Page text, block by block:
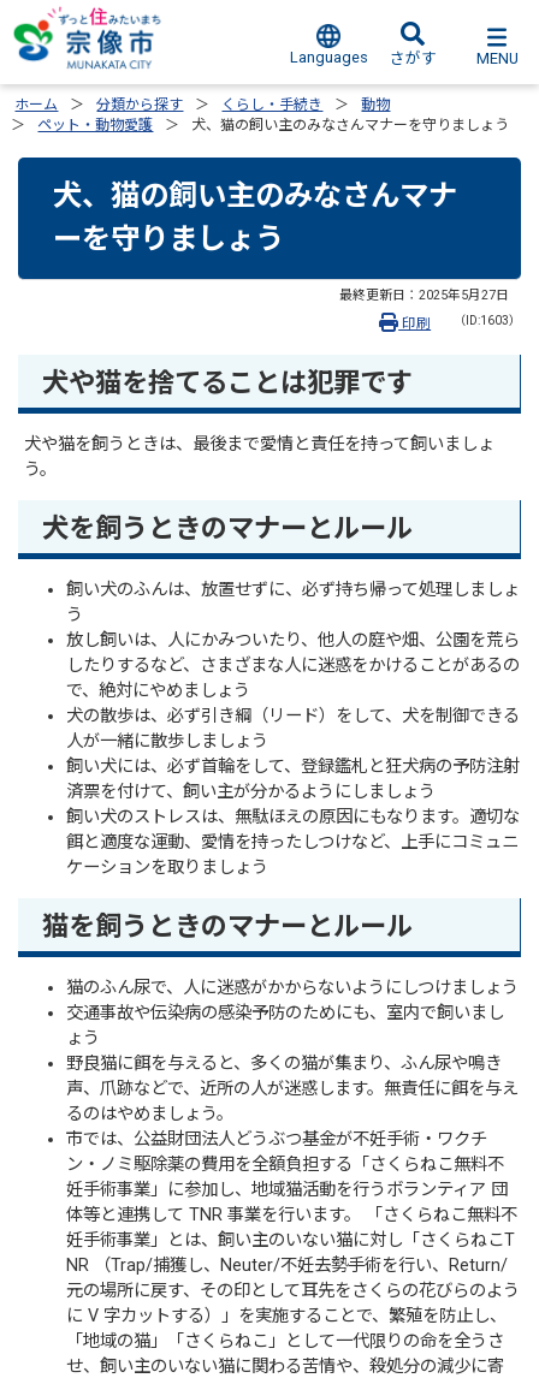
Languages さがす MENU
ホーム 分類から探す くらし・手続き
動物
ペット・動物愛護
犬、猫の飼い主のみなさんマナーを守りましょう
犬、猫の飼い主のみなさんマナ
ーを守りましょう
最終更新日： 2025年5月27日
（ID:1603）
印刷
犬や猫を捨てることは犯罪です
犬や猫を飼うときは、最後まで愛情と責任を持って飼いましょ
う。
犬を飼うときのマナーとルール
飼い犬のふんは、放置せずに、必ず持ち帰って処理しましょ
う
放し飼いは、人にかみついたり、他人の庭や畑、公園を荒ら
したりするなど、さまざまな人に迷惑をかけることがあるの
で、絶対にやめましょう
犬の散歩は、必ず引き綱（リード）をして、犬を制御できる
人が一緒に散歩しましょう
飼い犬には、必ず首輪をして、登録鑑札と狂犬病の予防注射
済票を付けて、飼い主が分かるようにしましょう
飼い犬のストレスは、無駄ほえの原因にもなります。適切な
餌と適度な運動、愛情を持ったしつけなど、上手にコミュニ
ケーションを取りましょう
猫を飼うときのマナーとルール
猫のふん尿で、人に迷惑がかからないようにしつけましょう
交通事故や伝染病の感染予防のためにも、室内で飼いまし
ょう
野良猫に餌を与えると、多くの猫が集まり、ふん尿や鳴き
声、爪跡などで、近所の人が迷惑します。無責任に餌を与え
るのはやめましょう。
市では、公益財団法人どうぶつ基金が不妊手術・ワクチ
ン・ノミ駆除薬の費用を全額負担する「さくらねこ無料不
妊手術事業」に参加し、地域猫活動を行うボランティア 団
体等と連携して TNR 事業を行います。 「さくらねこ無料不
妊手術事業」とは、飼い主のいない猫に対し「さくらねこT
NR （Trap/捕獲し、Neuter/不妊去勢手術を行い、Return/
元の場所に戻す、その印として耳先をさくらの花びらのよう
に V 字カットする）」を実施することで、繁殖を防止し、
「地域の猫」「さくらねこ」として一代限りの命を全うさ
せ、飼い主のいない猫に関わる苦情や、殺処分の減少に寄